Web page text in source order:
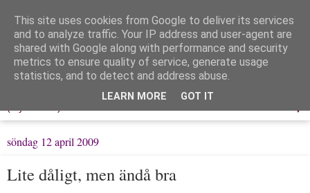
Löpning & Livet
Mitt liv, mina tankar & min träning
▼
söndag 12 april 2009
Lite dåligt, men ändå bra
This site uses cookies from Google to deliver its services
and to analyze traffic. Your IP address and user-agent are
shared with Google along with performance and security
metrics to ensure quality of service, generate usage
statistics, and to detect and address abuse.
LEARN MORE GOT IT